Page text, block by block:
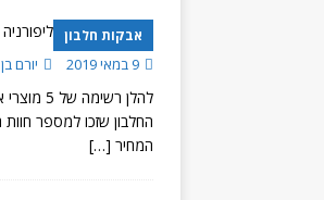
אבקות חלבון
9 במאי 2019 יורם
להלן
החלבון שזכו למספר חוות
המחיר […]